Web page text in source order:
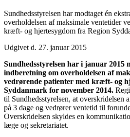
Sundhedsstyrelsen har modtaget én
overholdelsen af maksimale ventetider
kræft- og hjertesygdom fra Region
Udgivet d. 27. januar 2015
Sundhedsstyrelsen har i januar 2015
indberetning om overholdelsen af
vedrørende patienter med kræft- og
Syddanmark for november 2014.
til Sundhedsstyrelsen, at overskridelsen
på 3 dage og vedrører ventetid til
Overskridelsen skyldes en
læge og sekretariatet.